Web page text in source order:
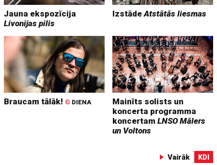
Jauna ekspozīcija
Livonijas pilis
IzstādeAtstātās liesmas
Braucam tālāk! © DIENA
Mainīts solists un
koncerta programma
koncertamLNSO Mālers
un Voltons
Vairāk KDI